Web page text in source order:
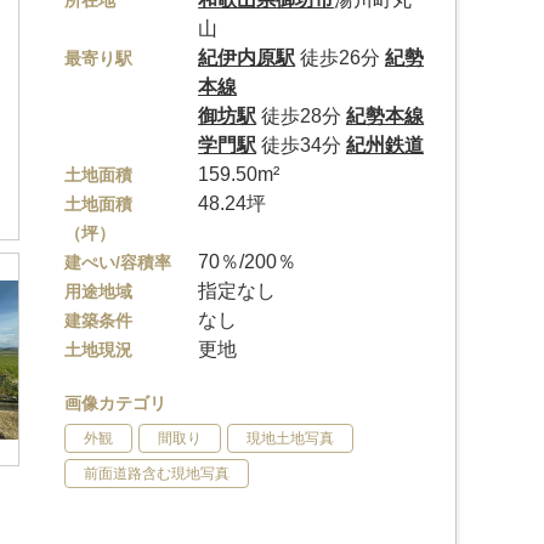
山
最寄り駅 紀伊内原駅 徒歩26分紀勢
本線
御坊駅 徒歩28分紀勢本線
学門駅 徒歩34分紀州鉄道
土地面積 159.50m²
土地面積
（坪）
48.24坪
建ぺい/容積率 70％/200％
用途地域 指定なし
建築条件 なし
土地現況 更地
画像カテゴリ
外観 間取り 現地土地写真
前面道路含む現地写真